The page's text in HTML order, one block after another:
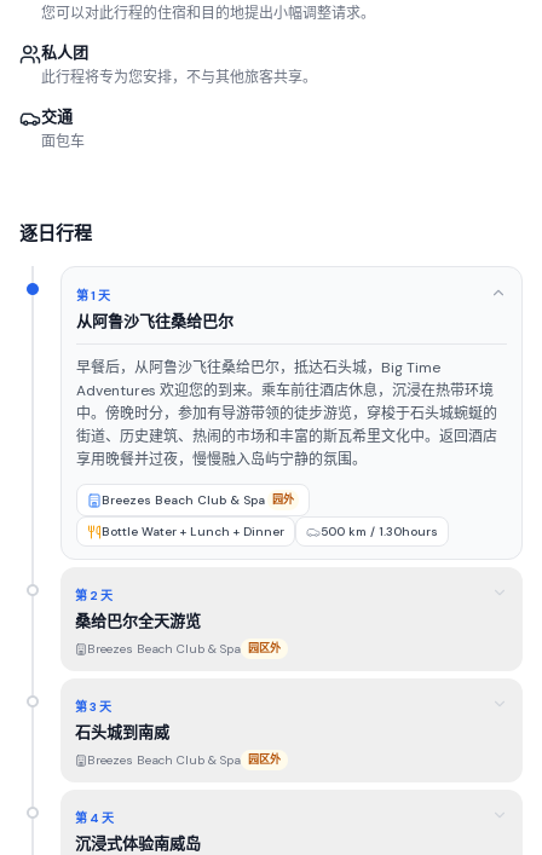
您可以对此行程的住宿和目的地提出小幅调整请求。
私人团
此行程将专为您安排，不与其他旅客共享。
交通
面包车
逐日行程
第 1 天
从阿鲁沙飞往桑给巴尔
早餐后，从阿鲁沙飞往桑给巴尔，抵达石头城，Big Time
Adventures 欢迎您的到来。乘车前往酒店休息，沉浸在热带环境
中。傍晚时分，参加有导游带领的徒步游览，穿梭于石头城蜿蜒的
街道、历史建筑、热闹的市场和丰富的斯瓦希里文化中。返回酒店
享用晚餐并过夜，慢慢融入岛屿宁静的氛围。
Breezes Beach Club & Spa 园外
Bottle Water + Lunch + Dinner 500 km / 1.30hours
第 2 天
桑给巴尔全天游览
Breezes Beach Club & Spa 园区外
第 3 天
石头城到南威
Breezes Beach Club & Spa 园区外
第 4 天
沉浸式体验南威岛